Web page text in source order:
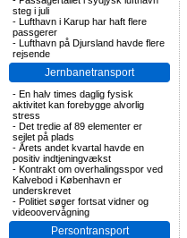
steg i juli
- Lufthavn i Karup har haft flere
passgerer
- Lufthavn på Djursland havde flere
rejsende
Jernbanetransport
- En halv times daglig fysisk
aktivitet kan forebygge alvorlig
stress
- Det tredie af 89 elementer er
sejlet på plads
- Årets andet kvartal havde en
positiv indtjeningvækst
- Kontrakt om overhalingsspor ved
Kalvebod i København er
underskrevet
- Politiet søger fortsat vidner og
videoovervågning
Persontransport